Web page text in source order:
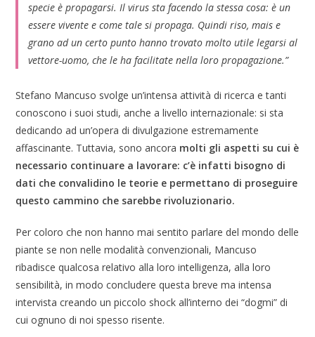
specie è propagarsi. Il virus sta facendo la stessa cosa: è un
essere vivente e come tale si propaga. Quindi riso, mais e
grano ad un certo punto hanno trovato molto utile legarsi al
vettore-uomo, che le ha facilitate nella loro propagazione.”
Stefano Mancuso svolge un’intensa attività di ricerca e tanti
conoscono i suoi studi, anche a livello internazionale: si sta
dedicando ad un’opera di divulgazione estremamente
affascinante. Tuttavia, sono ancora molti gli aspetti su cui è
necessario continuare a lavorare: c’è infatti bisogno di
dati che convalidino le teorie e permettano di proseguire
questo cammino che sarebbe rivoluzionario.
Per coloro che non hanno mai sentito parlare del mondo delle
piante se non nelle modalità convenzionali, Mancuso
ribadisce qualcosa relativo alla loro intelligenza, alla loro
sensibilità, in modo concludere questa breve ma intensa
intervista creando un piccolo shock all’interno dei “dogmi” di
cui ognuno di noi spesso risente.